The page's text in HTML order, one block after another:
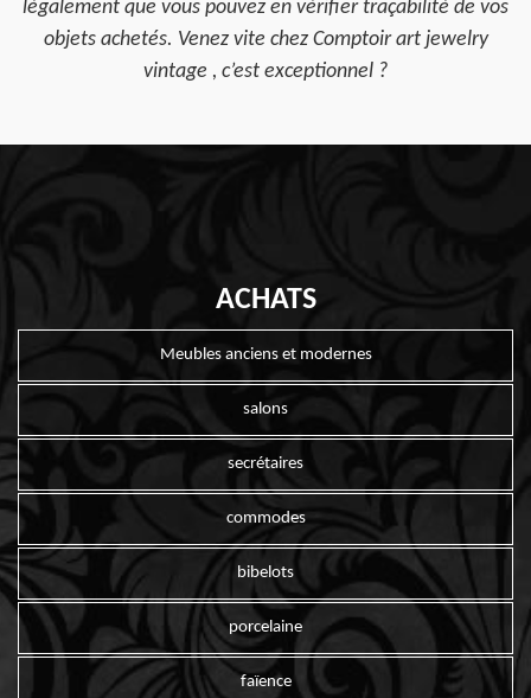
légalement que vous pouvez en vérifier traçabilité de vos
objets achetés. Venez vite chez Comptoir art jewelry
vintage , c’est exceptionnel ?
ACHATS
Meubles anciens et modernes
salons
secrétaires
commodes
bibelots
porcelaine
faïence